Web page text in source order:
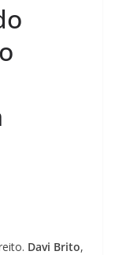
Davi Brito,